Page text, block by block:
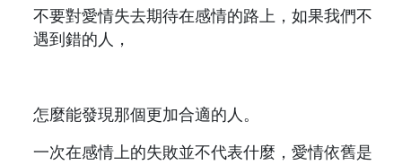
不要對愛情失去期待在感情的路上，如果我們不
遇到錯的人，
怎麼能發現那個更加合適的人。
一次在感情上的失敗並不代表什麼，愛情依舊是